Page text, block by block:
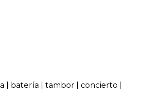
batería tambor concierto